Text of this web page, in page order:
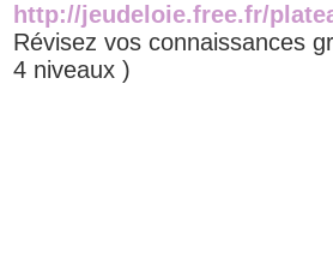
http://jeudeloie.free.fr/
Révisez vos connaissances
4 niveaux )